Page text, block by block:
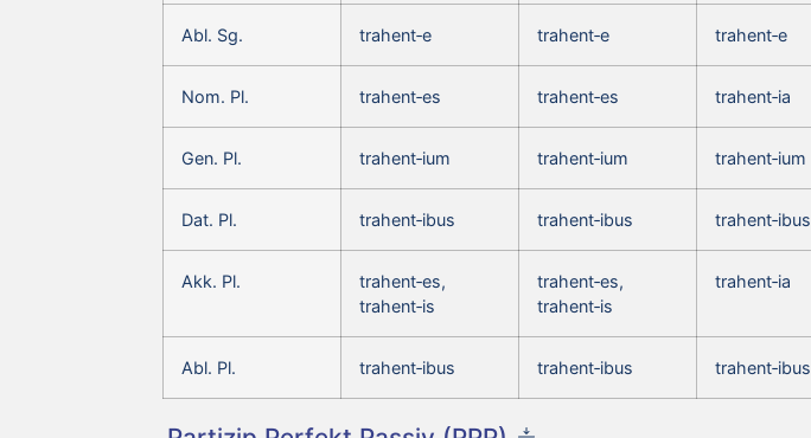
Abl. Sg. trahent‑e trahent‑e trahent‑e
Nom. Pl. trahent‑es trahent‑es trahent‑ia
Gen. Pl. trahent‑ium trahent‑ium trahent‑ium
Dat. Pl. trahent‑ibus trahent‑ibus trahent‑ibus
Akk. Pl.
trahent‑es,
trahent‑is
trahent‑es,
trahent‑is
trahent‑ia
Abl. Pl. trahent‑ibus trahent‑ibus trahent‑ibus